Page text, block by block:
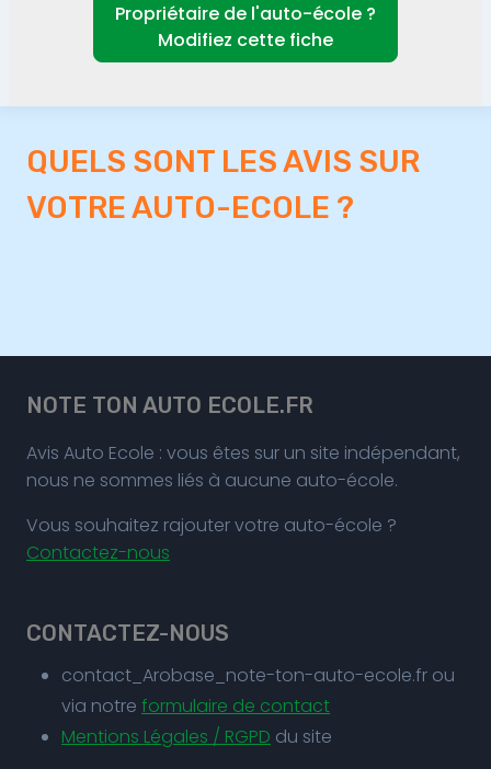
Propriétaire de l'auto-école ?
Modifiez cette fiche
QUELS SONT LES AVIS SUR
VOTRE AUTO-ECOLE ?
NOTE TON AUTO ECOLE.FR
Avis Auto Ecole : vous êtes sur un site indépendant,
nous ne sommes liés à aucune auto-école.
Vous souhaitez rajouter votre auto-école ?
Contactez-nous
CONTACTEZ-NOUS
contact_Arobase_note-ton-auto-ecole.fr ou
via notre formulaire de contact
Mentions Légales / RGPD du site